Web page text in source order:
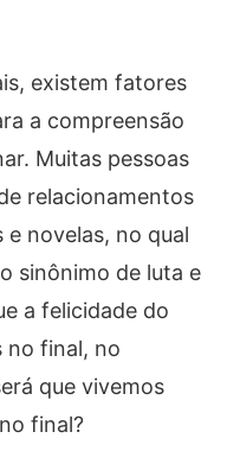
existem fatores
a compreensão
Muitas pessoas
relacionamentos
novelas, no qual
sinônimo de luta e
a felicidade do
no final, no
que vivemos
final?